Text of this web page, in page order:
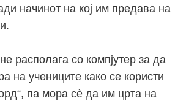
начинот на кој им предава на
располага со компјутер за да
на учениците како се користи
па мора сѐ да им црта на